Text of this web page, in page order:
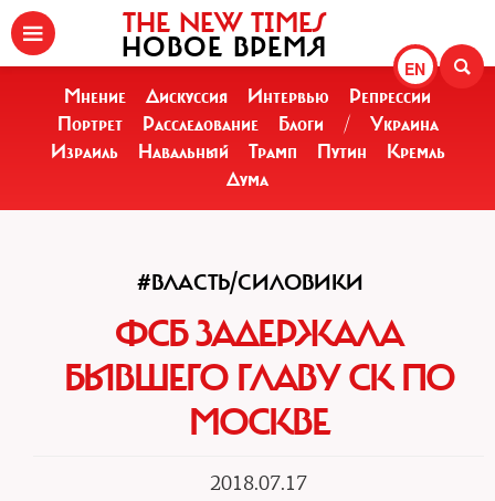
EN
THE NEW TIMES
НОВОЕ ВРЕМЯ
Мнение Дискуссия Интервью
Репрессии
Портрет
Расследование Блоги /
Украина
Израиль
Навальный Трамп Путин
Кремль
Дума
#ВЛАСТЬ/CИЛОВИКИ
ФСБ ЗАДЕРЖАЛА
БЫВШЕГО ГЛАВУ СК ПО
МОСКВЕ
2018.07.17